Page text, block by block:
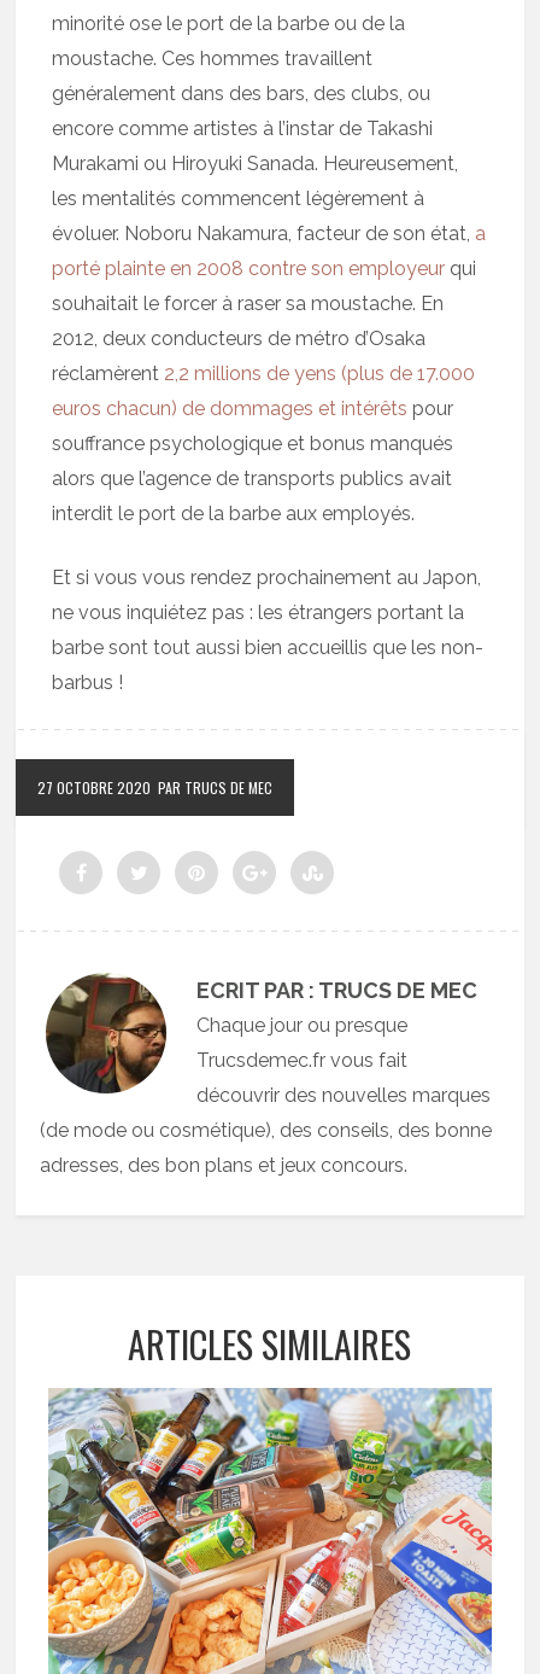
minorité ose le port de la barbe ou de la
moustache. Ces hommes travaillent
généralement dans des bars, des clubs, ou
encore comme artistes à l’instar de Takashi
Murakami ou Hiroyuki Sanada. Heureusement,
les mentalités commencent légèrement à
évoluer. Noboru Nakamura, facteur de son état, a
porté plainte en 2008 contre son employeur qui
souhaitait le forcer à raser sa moustache. En
2012, deux conducteurs de métro d’Osaka
réclamèrent 2,2 millions de yens (plus de 17.000
euros chacun) de dommages et intérêts pour
souffrance psychologique et bonus manqués
alors que l’agence de transports publics avait
interdit le port de la barbe aux employés.
Et si vous vous rendez prochainement au Japon,
ne vous inquiétez pas : les étrangers portant la
barbe sont tout aussi bien accueillis que les non-
barbus !
27 OCTOBRE 2020 PAR TRUCS DE MEC
ECRIT PAR : TRUCS DE MEC
Chaque jour ou presque
Trucsdemec.fr vous fait
découvrir des nouvelles marques
(de mode ou cosmétique), des conseils, des bonne
adresses, des bon plans et jeux concours.
ARTICLES SIMILAIRES